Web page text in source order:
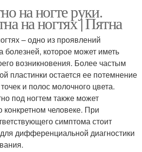
на ногте руки.
на ногтях | Пятна
– одно из проявлений
болезней, которое может иметь
возникновения. Более частым
пластинки остается ее потемнение
и полос молочного цвета.
под ногтем также может
конкретном человеке. При
симптома стоит
дифференциальной диагностики